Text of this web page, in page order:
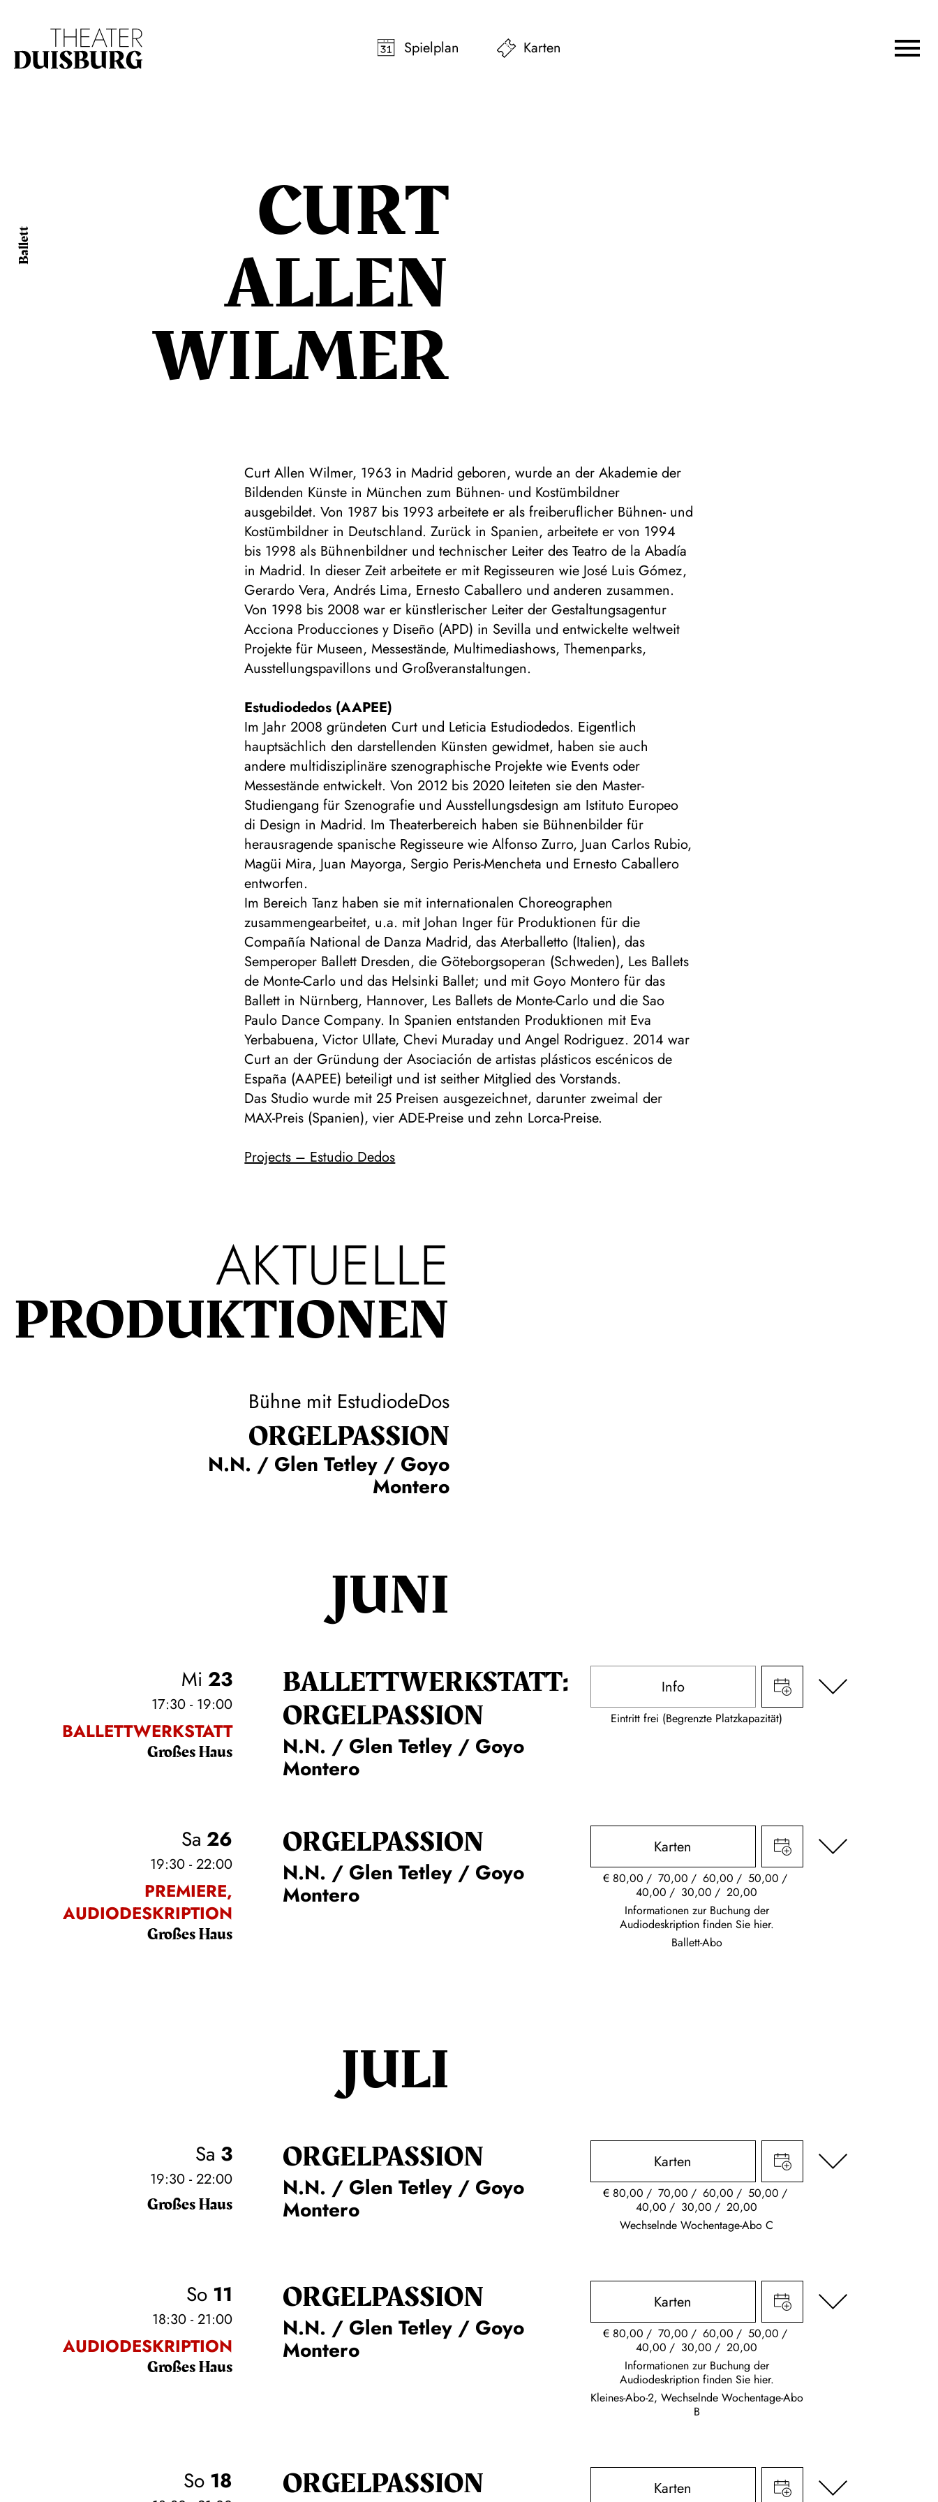
Spielplan
Karten
Ballett CURT
ALLEN
WILMER
Curt Allen Wilmer, 1963 in Madrid geboren, wurde an der Akademie der
Bildenden Künste in München zum Bühnen- und Kostümbildner
ausgebildet. Von 1987 bis 1993 arbeitete er als freiberuflicher Bühnen- und
Kostümbildner in Deutschland. Zurück in Spanien, arbeitete er von 1994
bis 1998 als Bühnenbildner und technischer Leiter des Teatro de la Abadía
in Madrid. In dieser Zeit arbeitete er mit Regisseuren wie José Luis Gómez,
Gerardo Vera, Andrés Lima, Ernesto Caballero und anderen zusammen.
Von 1998 bis 2008 war er künstlerischer Leiter der Gestaltungsagentur
Acciona Producciones y Diseño (APD) in Sevilla und entwickelte weltweit
Projekte für Museen, Messestände, Multimediashows, Themenparks,
Ausstellungspavillons und Großveranstaltungen.
Estudiodedos (AAPEE)
Im Jahr 2008 gründeten Curt und Leticia Estudiodedos. Eigentlich
hauptsächlich den darstellenden Künsten gewidmet, haben sie auch
andere multidisziplinäre szenographische Projekte wie Events oder
Messestände entwickelt. Von 2012 bis 2020 leiteten sie den Master-
Studiengang für Szenografie und Ausstellungsdesign am Istituto Europeo
di Design in Madrid. Im Theaterbereich haben sie Bühnenbilder für
herausragende spanische Regisseure wie Alfonso Zurro, Juan Carlos Rubio,
Magüi Mira, Juan Mayorga, Sergio Peris-Mencheta und Ernesto Caballero
entworfen.
Im Bereich Tanz haben sie mit internationalen Choreographen
zusammengearbeitet, u.a. mit Johan Inger für Produktionen für die
Compañía National de Danza Madrid, das Aterballetto (Italien), das
Semperoper Ballett Dresden, die Göteborgsoperan (Schweden), Les Ballets
de Monte-Carlo und das Helsinki Ballet; und mit Goyo Montero für das
Ballett in Nürnberg, Hannover, Les Ballets de Monte-Carlo und die Sao
Paulo Dance Company. In Spanien entstanden Produktionen mit Eva
Yerbabuena, Victor Ullate, Chevi Muraday und Angel Rodriguez. 2014 war
Curt an der Gründung der Asociación de artistas plásticos escénicos de
España (AAPEE) beteiligt und ist seither Mitglied des Vorstands.
Das Studio wurde mit 25 Preisen ausgezeichnet, darunter zweimal der
MAX-Preis (Spanien), vier ADE-Preise und zehn Lorca-Preise.
Projects – Estudio Dedos
AKTUELLE
PRODUKTIONEN
Bühne mit EstudiodeDos
ORGEL­PASSION
N.N. / Glen Tetley / Goyo
Montero
JUNI
Mi 23
17:30 - 19:00
BALLETTWERKSTATT
Großes Haus
BALLETT­WERKSTATT:
ORGEL­PASSION
N.N. / Glen Tetley / Goyo
Montero
Info
Eintritt frei (Begrenzte Platzkapazität)
Sa 26
19:30 - 22:00
PREMIERE,
AUDIODESKRIPTION
Großes Haus
ORGEL­PASSION
N.N. / Glen Tetley / Goyo
Montero
Karten
€ 80,00 70,00 60,00
50,00
40,00
30,00
20,00
Informationen zur Buchung der
Audiodeskription finden Sie hier.
Ballett-Abo
JULI
Sa 3
19:30 - 22:00
Großes Haus
ORGEL­PASSION
N.N. / Glen Tetley / Goyo
Montero
Karten
€ 80,00 70,00 60,00
50,00
40,00
30,00
20,00
Wechselnde Wochentage-Abo C
So 11
18:30 - 21:00
AUDIODESKRIPTION
Großes Haus
ORGEL­PASSION
N.N. / Glen Tetley / Goyo
Montero
Karten
€ 80,00 70,00 60,00
50,00
40,00
30,00
20,00
Informationen zur Buchung der
Audiodeskription finden Sie hier.
Kleines-Abo-2, Wechselnde Wochentage-Abo
B
So 18 ORGEL­PASSION Karten